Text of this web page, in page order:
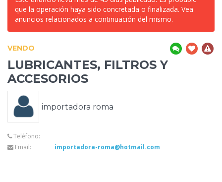
que la operación haya sido concretada o finalizada. Vea
anuncios relacionados a continuación del mismo.
VENDO
LUBRICANTES, FILTROS Y
ACCESORIOS
importadora roma
Teléfono:
Email:
importadora-roma@hotmail.com